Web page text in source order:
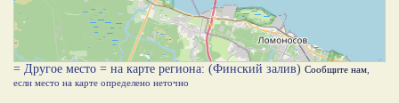
= Другое место = на карте региона: (Финский залив) Сообщите нам
если место на карте определено неточно